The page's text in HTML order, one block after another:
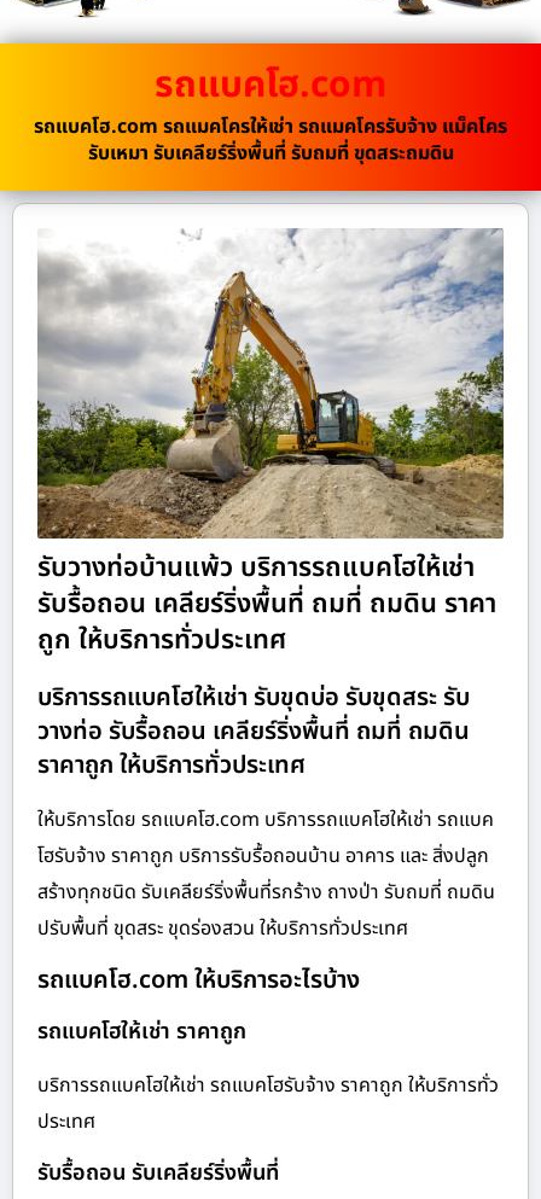
รถแบคโฮ.com
รถแบคโฮ.com รถแมคโครให้เช่า รถแมคโครรับจ้าง แม็คโคร
รับเหมา รับเคลียร์ริ่งพื้นที่ รับถมที่ ขุดสระถมดิน
รับวางท่อบ้านแพ้ว บริการรถแบคโฮให้เช่า
รับรื้อถอน เคลียร์ริ่งพื้นที่ ถมที่ ถมดิน ราคา
ถูก ให้บริการทั่วประเทศ
บริการรถแบคโฮให้เช่า รับขุดบ่อ รับขุดสระ รับ
วางท่อ รับรื้อถอน เคลียร์ริ่งพื้นที่ ถมที่ ถมดิน
ราคาถูก ให้บริการทั่วประเทศ
ให้บริการโดย รถแบคโฮ.com บริการรถแบคโฮให้เช่า รถแบค
โฮรับจ้าง ราคาถูก บริการรับรื้อถอนบ้าน อาคาร และ สิ่งปลูก
สร้างทุกชนิด รับเคลียร์ริ่งพื้นที่รกร้าง ถางป่า รับถมที่ ถมดิน
ปรับพื้นที่ ขุดสระ ขุดร่องสวน ให้บริการทั่วประเทศ
รถแบคโฮ.com ให้บริการอะไรบ้าง
รถแบคโฮให้เช่า ราคาถูก
บริการรถแบคโฮให้เช่า รถแบคโฮรับจ้าง ราคาถูก ให้บริการทั่ว
ประเทศ
รับรื้อถอน รับเคลียร์ริ่งพื้นที่